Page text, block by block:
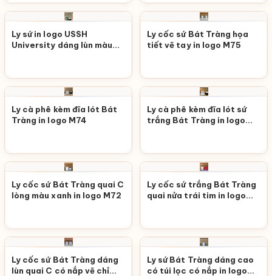
Ly sứ in logo USSH
University dáng lùn màu
Ly cốc sứ Bát Tràng họa
tiết vẽ tay in logo M75
Ly cà phê kèm đĩa lót Bát
Tràng in logo M74
Ly cà phê kèm đĩa lót sứ
trắng Bát Tràng in logo
Ly cốc sứ Bát Tràng quai C
lòng màu xanh in logo M72
Ly cốc sứ trắng Bát Tràng
quai nửa trái tim in logo
Ly cốc sứ Bát Tràng dáng
lùn quai C có nắp vẽ chỉ
Ly sứ Bát Tràng dáng cao
có túi lọc có nắp in logo